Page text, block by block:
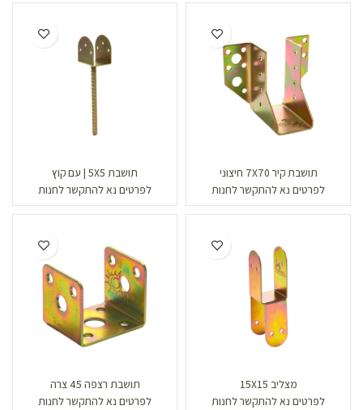
תושבת קיר 7X70 חיצוני
לפרטים נא להתקשר לחנות
תושבת 5X5 | עם קוץ
לפרטים נא להתקשר לחנות
מצליב 15X15
לפרטים נא להתקשר לחנות
תושבת רצפה 45 צרה
לפרטים נא להתקשר לחנות